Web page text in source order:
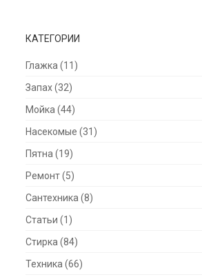
КАТЕГОРИИ
Глажка (11)
Запах(32)
Мойка (44)
Насекомые (31)
Пятна (19)
Ремонт(5)
Сантехника (8)
Статьи (1)
Стирка (84)
Техника (66)